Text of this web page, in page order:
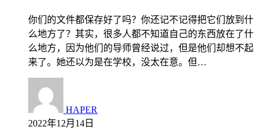
你们的文件都保存好了吗？你还记不记得把它们放到什
么地方了？其实，很多人都不知道自己的东西放在了什
么地方，因为他们的导师曾经说过，但是他们却想不起
来了。她还以为是在学校，没太在意。但…
HAPER
2022年12月14日